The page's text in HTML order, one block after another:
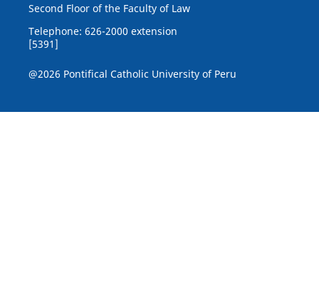
Second Floor of the Faculty of Law
Telephone: 626-2000 extension
[5391]
@2026 Pontifical Catholic University of Peru